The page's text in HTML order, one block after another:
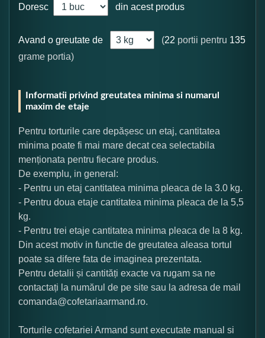
Doresc din acest produs
Avand o greutate de (22 portii pentru 135
grame portia)
Informatii privind greutatea minima si numarul
maxim de etaje
Pentru torturile care depășesc un etaj, cantitatea
minima poate fi mai mare decat cea selectabila
menționata pentru fiecare produs.
De exemplu, in general:
- Pentru un etaj cantitatea minima pleaca de la 3.0 kg.
- Pentru doua etaje cantitatea minima pleaca de la 5,5
kg.
- Pentru trei etaje cantitatea minima pleaca de la 8 kg.
Din acest motiv in functie de greutatea aleasa tortul
poate sa difere fata de imaginea prezentata.
Pentru detalii și cantități exacte va rugam sa ne
contactați la numărul de pe site sau la adresa de mail
comanda@cofetariaarmand.ro.
Torturile cofetariei Armand sunt executate manual si